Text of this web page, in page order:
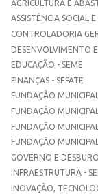
AGRICULTURA E
ASSISTÊNCIA SOCIAL
CONTROLADORIA
DESENVOLVIMENTO
EDUCAÇÃO - SEME
FINANÇAS - SEFATE
FUNDAÇÃO
FUNDAÇÃO
FUNDAÇÃO
FUNDAÇÃO
GOVERNO E
INFRAESTRUTURA -
INOVAÇÃO,